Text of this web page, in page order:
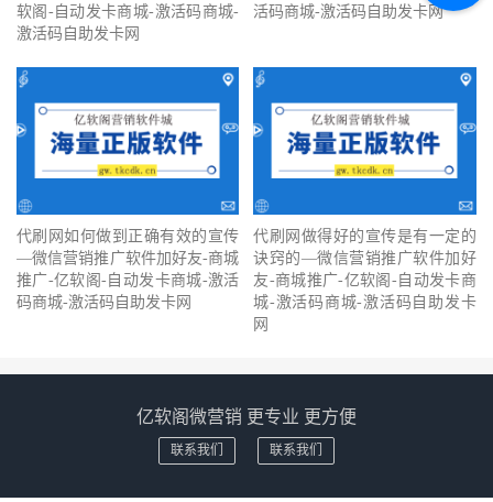
软阁-自动发卡商城-激活码商城-
激活码自助发卡网
活码商城-激活码自助发卡网
代刷网如何做到正确有效的宣传
—微信营销推广软件加好友-商城
推广-亿软阁-自动发卡商城-激活
码商城-激活码自助发卡网
代刷网做得好的宣传是有一定的
诀窍的—微信营销推广软件加好
友-商城推广-亿软阁-自动发卡商
城-激活码商城-激活码自助发卡
网
亿软阁微营销 更专业 更方便
联系我们 联系我们